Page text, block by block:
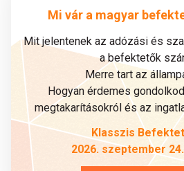
Mi vár a magyar
Mit jelentenek az adózási és
a befektetők
Merre tart az
Hogyan érdemes
megtakarításokról és az
Klasszis
2026. szeptember